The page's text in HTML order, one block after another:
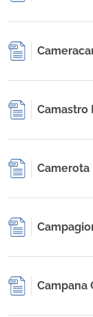
Camastro
Camerota
Campana